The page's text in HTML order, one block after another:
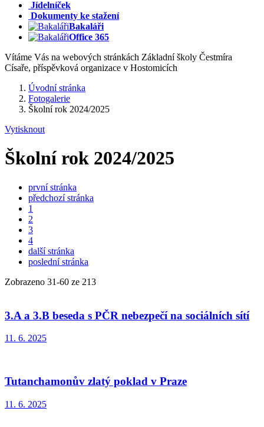
Jídelníček
Dokumenty ke stažení
Bakaláři
Office 365
Vítáme Vás na webových stránkách Základní školy Čestmíra
Císaře, příspěvková organizace v Hostomicích
Úvodní stránka
Fotogalerie
Školní rok 2024/2025
Vytisknout
Školní rok 2024/2025
první stránka
předchozí stránka
1
2
3
4
další stránka
poslední stránka
Zobrazeno 31-60 ze 213
3.A a 3.B beseda s PČR nebezpečí na sociálních sítí
11. 6. 2025
Tutanchamonův zlatý poklad v Praze
11. 6. 2025